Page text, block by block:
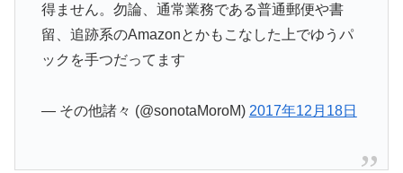
得ません。勿論、通常業務である普通郵便や書
留、追跡系のAmazonとかもこなした上でゆうパ
ックを手つだってます
— その他諸々 (@sonotaMoroM) 2017年12月18日